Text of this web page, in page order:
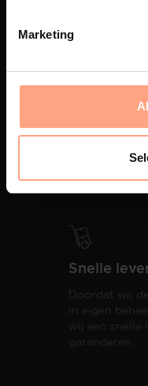
Marketing
Interieur
PUUUR biedt
oplevering,
totale
Snelle
Doordat wij
in eigen
wij een snelle
garanderen.